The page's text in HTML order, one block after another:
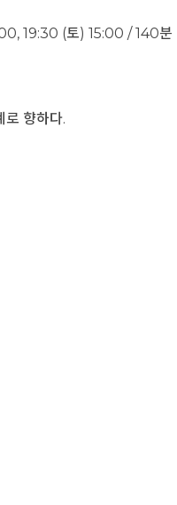
19:30 (토) 15:00 / 140분
로 향하다.